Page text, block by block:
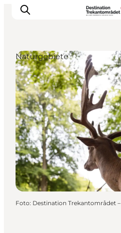
LEGOLAND®
Städte
Erlebnisse
Unterkünfte
Reiseplanung
Tickets
Naturgebiete
Foto: Destination Trekantområdet –